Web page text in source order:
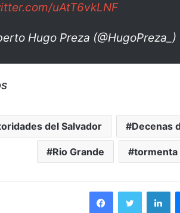
uAtT6vkLNF
Hugo Preza (@HugoPreza_)
del Salvador Decenas
Rio Grande tormenta
FacebookTwitter